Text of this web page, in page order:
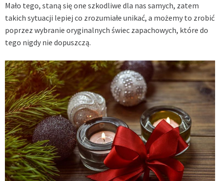
Mało tego, staną się one szkodliwe dla nas samych, zatem
takich sytuacji lepiej co zrozumiałe unikać, a możemy to zrobić
poprzez wybranie oryginalnych świec zapachowych, które do
tego nigdy nie dopuszczą.